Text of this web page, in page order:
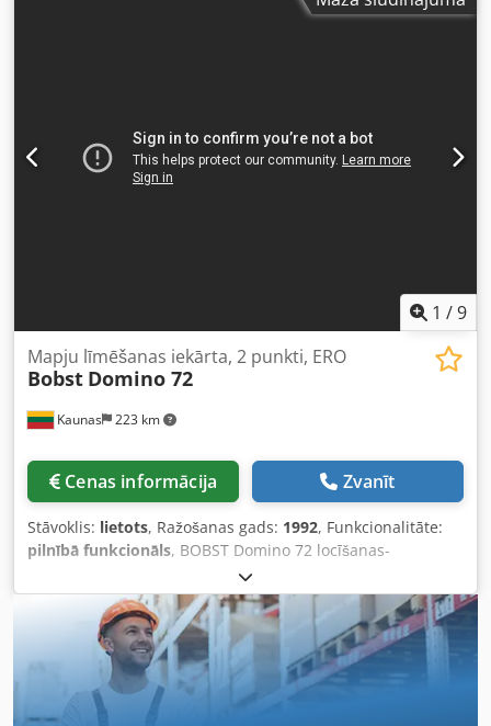
mm Minimālais platums: 126 mm Dodpfx Ahsxnzq Dj Aokr
1 /9
Kaunas 223 km
Mapju līmēšanas iekārta, 2 punkti, ERO
Bobst Domino 72
Cenas informācija Zvanīt
Stāvoklis: lietots, Ražošanas gads: 1992, Funkcionalitāte:
pilnībā funkcionāls, BOBST Domino 72 locīšanas-
līmēšanas iekārta pārdošanā! Gads: 1992 Dksdpfoxlki Rjx
Ah Aor ERO aukstās līmes sistēma ar 2 līmes pistolēm
Maksimālais platums: 720 mm Minimālais platums: 126
mm Maksimālais ātrums: 400 m/min Kompaktais kartons
līdz 600 g/m². Automātiskā apakšas sistēma Izgrūdējs ar
skaitītāju